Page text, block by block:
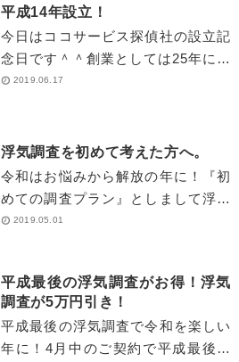
平成14年設立！
今日はココサービス探偵社の設立記
念日です＾＾創業としては25年にな
るのですが、こうして設立記念を祝
「[…]
2019.06.17
浮気調査を初めて考えた方へ。
令和はお悩みから解放の年に！『初
めての調査プラン』としまして浮気
調査5万円分の調査料が☞なんと3万
[…]
2019.05.01
平成最後の浮気調査がお得！浮気
調査が5万円引き！
平成最後の浮気調査で令和を楽しい
年に！4月中のご契約で平成最後の